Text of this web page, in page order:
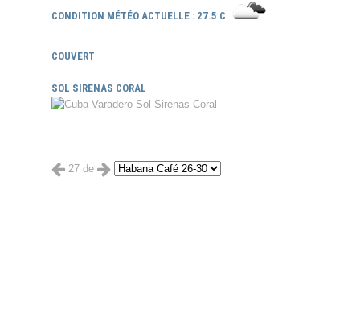
CONDITION MÉTÉO ACTUELLE : 27.5 C
COUVERT
SOL SIRENAS CORAL
27 de